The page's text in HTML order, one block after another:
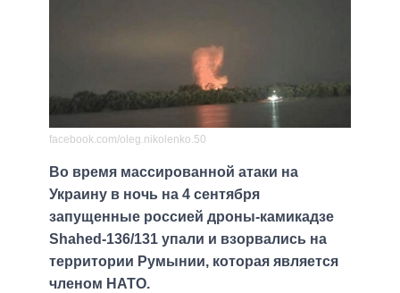
facebook.com/oleg.nikolenko.50
Во время массированной атаки на
Украину в ночь на 4 сентября
запущенные россией дроны-камикадзе
Shahed-136/131 упали и взорвались на
территории Румынии, которая является
членом НАТО.